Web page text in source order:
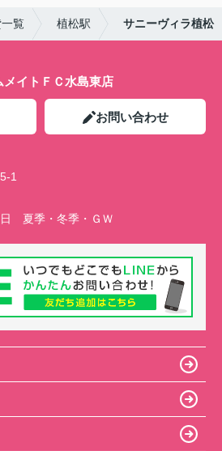
覧 植松駅 サニーヴィラ植松
メイトＦＣ水島東店
お問い合わせ
1
夏季・冬季・ＧＷ